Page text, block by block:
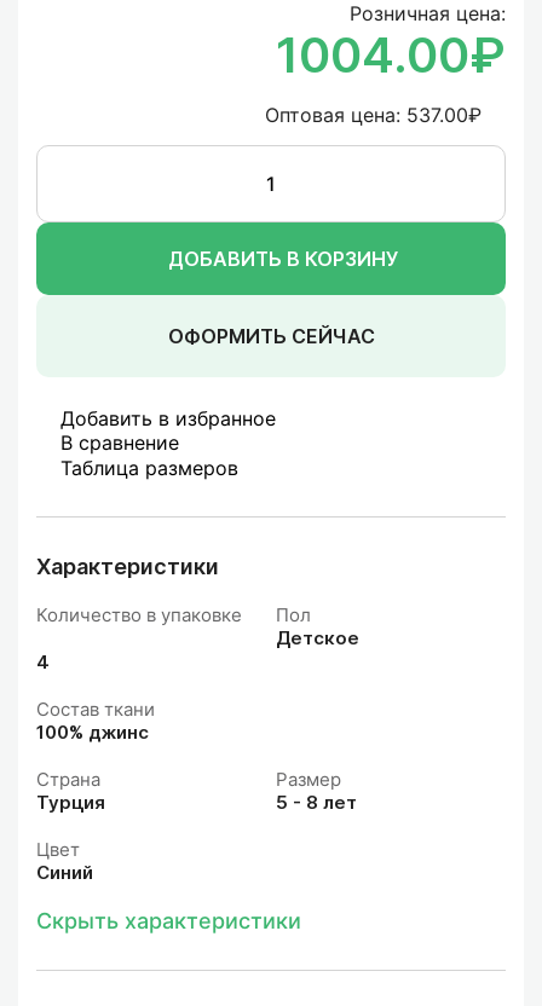
Розничная цена:
1004.00₽
Оптовая цена: 537.00₽
ДОБАВИТЬ В КОРЗИНУ
ОФОРМИТЬ СЕЙЧАС
Добавить в избранное
В сравнение
Таблица размеров
Характеристики
Количество в упаковке
4
Пол
Детское
Состав ткани
100% джинс
Страна
Турция
Размер
5 - 8 лет
Цвет
Синий
Скрыть характеристики